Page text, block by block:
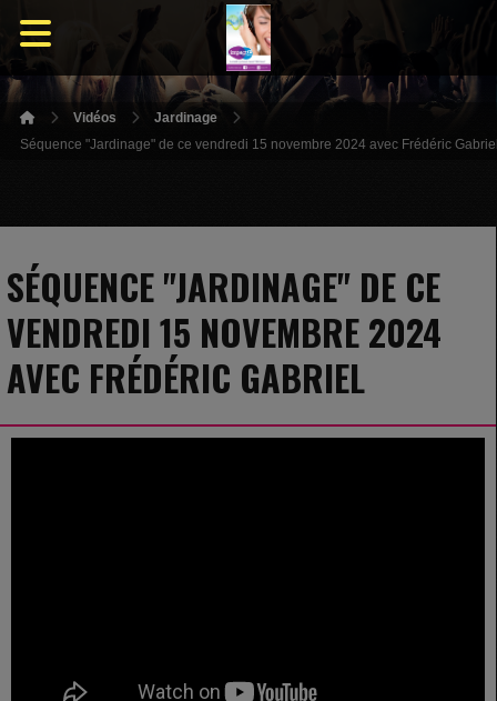
Vidéos
Jardinage
Séquence "Jardinage" de ce vendredi 15 novembre 2024 avec Frédéric
SÉQUENCE "JARDINAGE" DE CE
VENDREDI 15 NOVEMBRE 2024
AVEC FRÉDÉRIC GABRIEL